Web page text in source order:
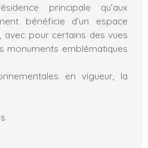
principale qu’aux
bénéficie d’un espace
pour certains des vues
monuments emblématiques
en vigueur, la